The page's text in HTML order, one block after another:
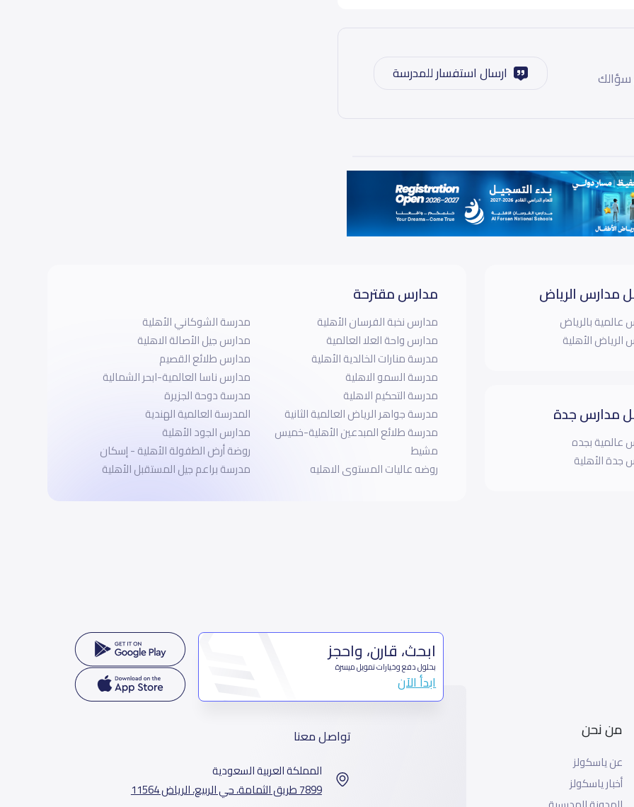
سؤالك ارسال استفسار للمدرسة
مدارس الرياض
عالمية بالرياض
الرياض الأهلية
مدارس جدة
عالمية بجده
جدة الأهلية
مدارس مقترحة
مدارس نخبة الفرسان الأهلية
مدارس واحة العلا العالمية
مدرسة منارات الخالدية الأهلية
مدرسة السمو الاهلية
مدرسة التحكيم الاهلية
مدرسة جواهر الرياض العالمية الثانية
مدرسة طلائع المبدعين الأهلية-خميس
مشيط
روضه عاليات المستوى الاهليه
مدرسة الشوكاني الأهلية
مدارس جيل الأصالة الاهلية
مدارس طلائع القصيم
مدارس ناسا العالمية-ابحر الشمالية
مدرسة دوحة الجزيرة
المدرسة العالمية الهندية
مدارس الجود الأهلية
روضة أرض الطفولة الأهلية - إسكان
مدرسة براعم جيل المستقبل الأهلية
من نحن
عن ياسكولز
أخبار ياسكولز
ابحث، قارن، واحجز
بحلول دفع وخيارات تمويل ميسرة
ابدأ الآن
تواصل معنا
المملكة العربية السعودية
7899 طريق الثمامة، حي الربيع، الرياض 11564